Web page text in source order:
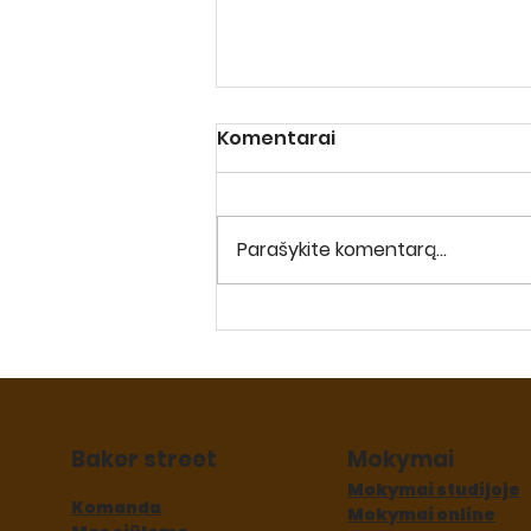
Callebaut DARK 2815
Komentarai
Parašykite komentarą...
Komanda
Baker street Mokymai
Mokymai studijoje
Mokymai online